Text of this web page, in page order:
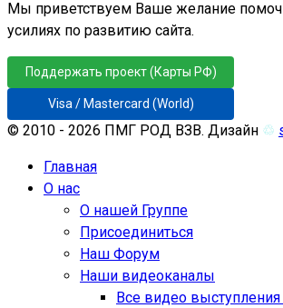
Мы приветствуем Ваше желание
усилиях по развитию сайта.
Поддержать проект (Карты РФ)
Visa / Mastercard (World)
© 2010 - 2026 ПМГ РОД ВЗВ. Дизайн ♲
Главная
О нас
О нашей Группе
Присоединиться
Наш Форум
Наши видеоканалы
Все видео